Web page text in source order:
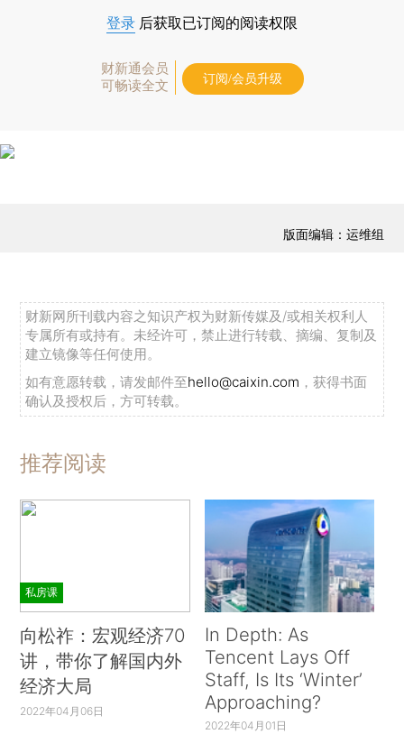
登录 后获取已订阅的阅读权限
财新通会员
可畅读全文
订阅/会员升级
版面编辑：运维组
财新网所刊载内容之知识产权为财新传媒及/或相关权利人
专属所有或持有。未经许可，禁止进行转载、摘编、复制及
建立镜像等任何使用。
如有意愿转载，请发邮件至hello@caixin.com ，获得书面
确认及授权后，方可转载。
推荐阅读
私房课
向松祚：宏观经济70
讲，带你了解国内外
经济大局
2022年04月06日
In Depth: As
Tencent Lays Off
Staff, Is Its ‘Winter’
Approaching?
2022年04月01日